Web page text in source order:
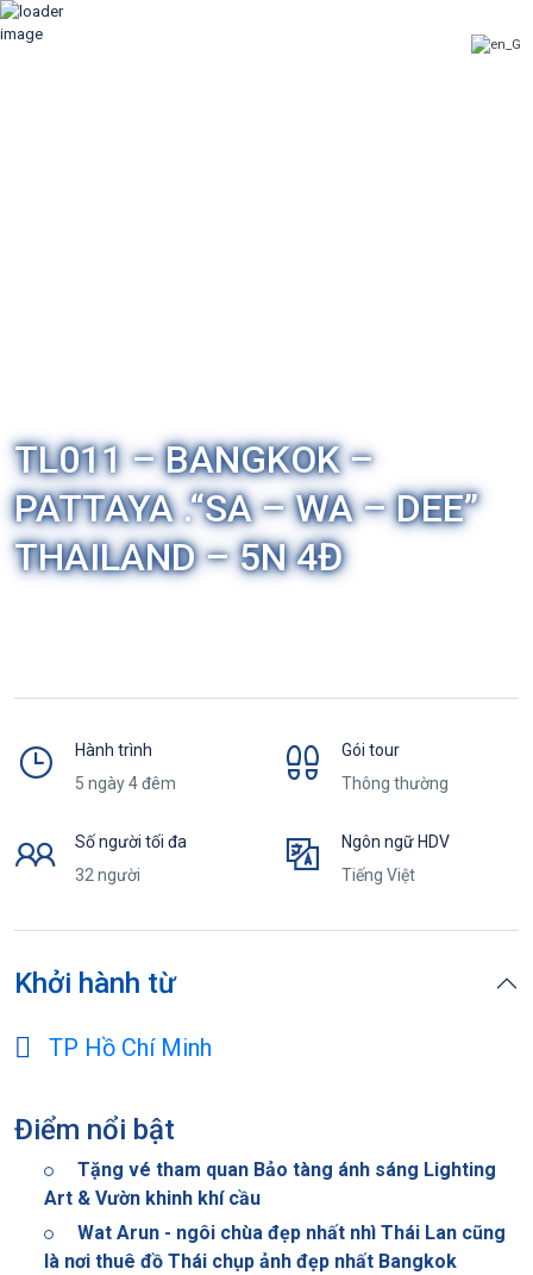
TL011 – BANGKOK –
PATTAYA .“SA – WA – DEE”
THAILAND – 5N 4Đ
Hành trình
5 ngày 4 đêm
Gói tour
Thông thường
Số người tối đa
32 người
Ngôn ngữ HDV
Tiếng Việt
Khởi hành từ
TP Hồ Chí Minh
Điểm nổi bật
Tặng vé tham quan Bảo tàng ánh sáng Lighting
Art & Vườn khinh khí cầu
Wat Arun - ngôi chùa đẹp nhất nhì Thái Lan cũng
là nơi thuê đồ Thái chụp ảnh đẹp nhất Bangkok